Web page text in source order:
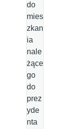
do
mies
zkan
ia
nale
żące
go
do
prez
yde
nta